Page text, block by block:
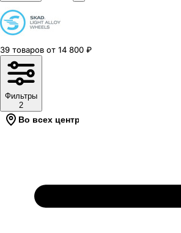
39 товаров от 14 800 ₽
Фильтры
2
Во всех центрах